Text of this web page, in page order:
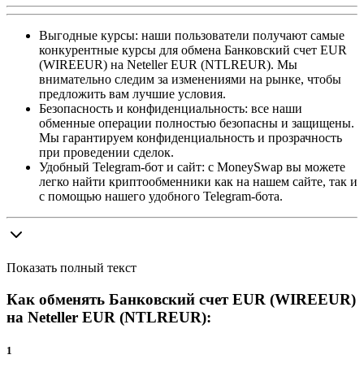
Выгодные курсы: наши пользователи получают самые
конкурентные курсы для обмена Банковский счет EUR
(WIREEUR) на Neteller EUR (NTLREUR). Мы
внимательно следим за изменениями на рынке, чтобы
предложить вам лучшие условия.
Безопасность и конфиденциальность: все наши
обменные операции полностью безопасны и защищены.
Мы гарантируем конфиденциальность и прозрачность
при проведении сделок.
Удобный Telegram-бот и сайт: с MoneySwap вы можете
легко найти криптообменники как на нашем сайте, так и
с помощью нашего удобного Telegram-бота.
Показать полный текст
Как обменять Банковский счет EUR (WIREEUR)
на Neteller EUR (NTLREUR):
1